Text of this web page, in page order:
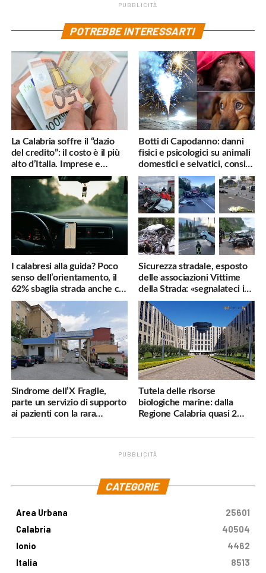
PUBBLICITÀ
POTREBBE INTERESSARTI
La Calabria soffre il “dazio
del credito”: il costo è il più
alto d’Italia. Imprese e
famiglie penalizzate
Botti di Capodanno: danni
fisici e psicologici su animali
domestici e selvatici, consigli
utili
I calabresi alla guida? Poco
senso dell’orientamento, il
62% sbaglia strada anche col
navigatore
Sicurezza stradale, esposto
delle associazioni Vittime
della Strada: «segnalateci i
pericoli, interverremo
subito»
Sindrome dell’X Fragile,
parte un servizio di supporto
ai pazienti con la rara
Tutela delle risorse
biologiche marine: dalla
Regione Calabria quasi 2
PUBBLICITÀ
CATEGORIE
Area Urbana
25601
Calabria
40504
Ionio
4462
Italia
8513